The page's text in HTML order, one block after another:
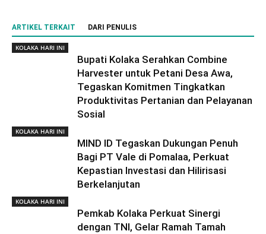
ARTIKEL TERKAIT DARI PENULIS
KOLAKA HARI INI
Bupati Kolaka Serahkan Combine
Harvester untuk Petani Desa Awa,
Tegaskan Komitmen Tingkatkan
Produktivitas Pertanian dan Pelayanan
Sosial
KOLAKA HARI INI
MIND ID Tegaskan Dukungan Penuh
Bagi PT Vale di Pomalaa, Perkuat
Kepastian Investasi dan Hilirisasi
Berkelanjutan
KOLAKA HARI INI
Pemkab Kolaka Perkuat Sinergi
dengan TNI, Gelar Ramah Tamah